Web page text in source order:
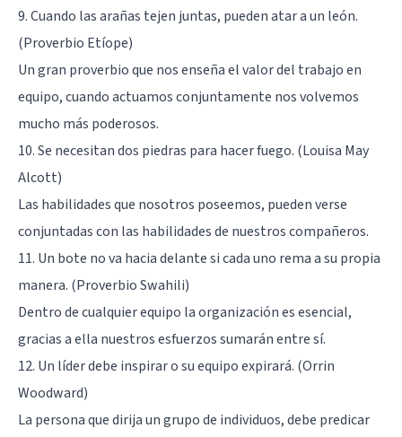
9. Cuando las arañas tejen juntas, pueden atar a un león.
(Proverbio Etíope)
Un gran proverbio que nos enseña el valor del trabajo en
equipo, cuando actuamos conjuntamente nos volvemos
mucho más poderosos.
10. Se necesitan dos piedras para hacer fuego. (Louisa May
Alcott)
Las habilidades que nosotros poseemos, pueden verse
conjuntadas con las habilidades de nuestros compañeros.
11. Un bote no va hacia delante si cada uno rema a su propia
manera. (Proverbio Swahili)
Dentro de cualquier equipo la organización es esencial,
gracias a ella nuestros esfuerzos sumarán entre sí.
12. Un líder debe inspirar o su equipo expirará. (Orrin
Woodward)
La persona que dirija un grupo de individuos, debe predicar